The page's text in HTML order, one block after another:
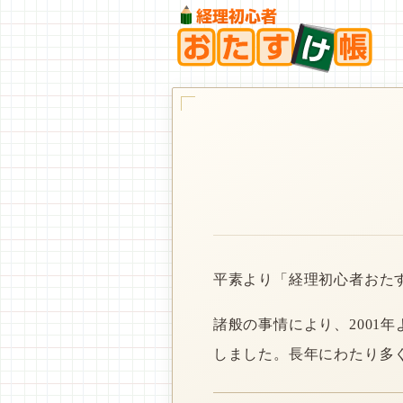
平素より「経理初心者おた
諸般の事情により、2001
しました。長年にわたり